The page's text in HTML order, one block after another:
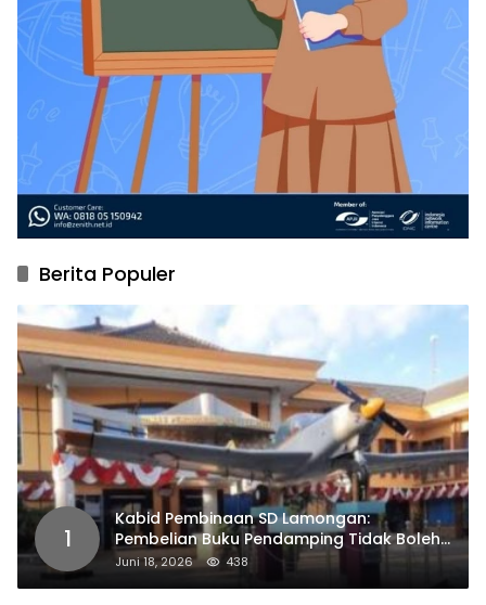
Berita Populer
1
Kabid Pembinaan SD Lamongan:
Pembelian Buku Pendamping Tidak Boleh
Dipaksakan
Juni 18, 2026 438